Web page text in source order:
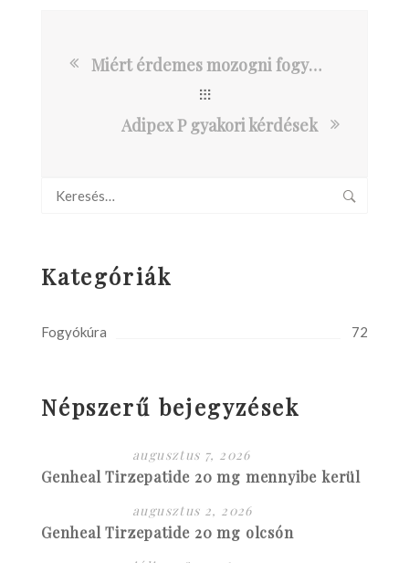
Miért érdemes mozogni fogyókúra esetében?
Adipex P gyakori kérdések
Kategóriák
Fogyókúra 72
Népszerű bejegyzések
augusztus 7, 2026
Genheal Tirzepatide 20 mg mennyibe kerül
augusztus 2, 2026
Genheal Tirzepatide 20 mg olcsón